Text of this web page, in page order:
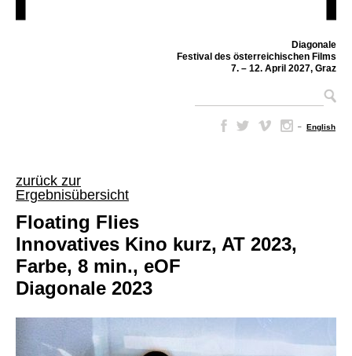
Diagonale
Festival des österreichischen Films
7. – 12. April 2027, Graz
– English
zurück zur
Ergebnisübersicht
Floating Flies
Innovatives Kino kurz, AT 2023,
Farbe, 8 min., eOF
Diagonale 2023